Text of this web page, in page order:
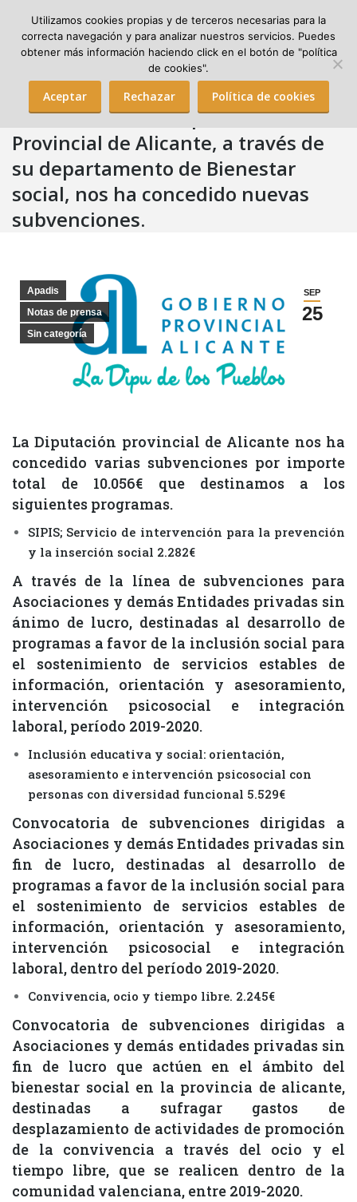
Search:
La Excelentísima Diputación
Provincial de Alicante, a través de
su departamento de Bienestar
social, nos ha concedido nuevas
subvenciones.
SEP
25
Apadis
Notas de prensa
Sin categoría
La Diputación provincial de Alicante nos ha
concedido varias subvenciones por importe
total de 10.056€ que destinamos a los
siguientes programas.
SIPIS; Servicio de intervención para la prevención
y la inserción social 2.282€
A través de la línea de subvenciones para
Asociaciones y demás Entidades privadas sin
ánimo de lucro, destinadas al desarrollo de
programas a favor de la inclusión social para
el sostenimiento de servicios estables de
información, orientación y asesoramiento,
intervención psicosocial e integración
laboral, período 2019-2020.
Inclusión educativa y social: orientación,
asesoramiento e intervención psicosocial con
personas con diversidad funcional 5.529€
Convocatoria de subvenciones dirigidas a
Asociaciones y demás Entidades privadas sin
fin de lucro, destinadas al desarrollo de
programas a favor de la inclusión social para
el sostenimiento de servicios estables de
información, orientación y asesoramiento,
intervención psicosocial e integración
laboral, dentro del período 2019-2020.
Convivencia, ocio y tiempo libre. 2.245€
Convocatoria de subvenciones dirigidas a
Asociaciones y demás entidades privadas sin
fin de lucro que actúen en el ámbito del
bienestar social en la provincia de alicante,
destinadas a sufragar gastos de
desplazamiento de actividades de promoción
de la convivencia a través del ocio y el
tiempo libre, que se realicen dentro de la
comunidad valenciana, entre 2019-2020.
Utilizamos cookies propias y de terceros necesarias para la
correcta navegación y para analizar nuestros servicios. Puedes
obtener más información haciendo click en el botón de "política
de cookies".
Aceptar Rechazar Política de cookies